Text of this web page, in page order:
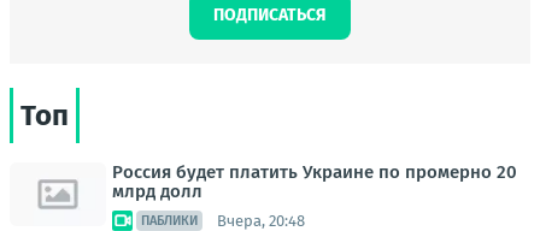
ПОДПИСАТЬСЯ
Топ
Россия будет платить Украине по промерно 20
млрд долл
ПАБЛИКИ Вчера, 20:48